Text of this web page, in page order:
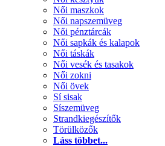
Női maszkok
Női napszemüveg
Női pénztárcák
Női sapkák és kalapok
Női táskák
Női vesék és tasakok
Női zokni
Női övek
Sí sisak
Síszemüveg
Strandkiegészítők
Törülközők
Láss többet...